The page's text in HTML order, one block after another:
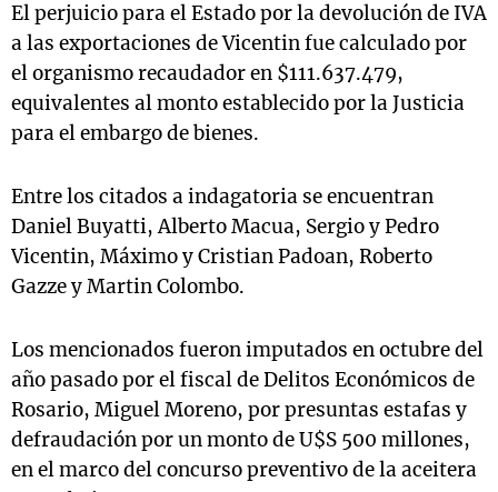
El perjuicio para el Estado por la devolución de IVA
a las exportaciones de Vicentin fue calculado por
el organismo recaudador en $111.637.479,
equivalentes al monto establecido por la Justicia
para el embargo de bienes.
Entre los citados a indagatoria se encuentran
Daniel Buyatti, Alberto Macua, Sergio y Pedro
Vicentin, Máximo y Cristian Padoan, Roberto
Gazze y Martin Colombo.
Los mencionados fueron imputados en octubre del
año pasado por el fiscal de Delitos Económicos de
Rosario, Miguel Moreno, por presuntas estafas y
defraudación por un monto de U$S 500 millones,
en el marco del concurso preventivo de la aceitera